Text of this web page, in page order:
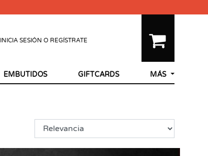
INICIA SESIÓN O REGÍSTRATE
EMBUTIDOS GIFTCARDS MÁS